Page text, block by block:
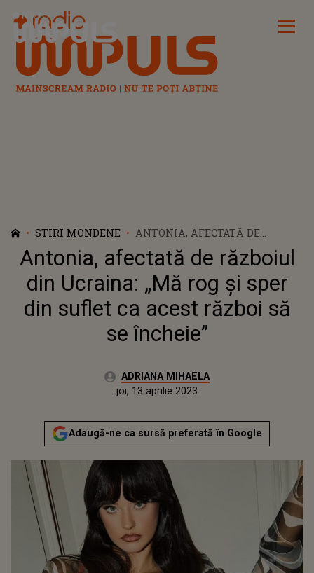
Radio Impuls
STIRI MONDENE
ANTONIA, AFECTATĂ DE
RĂZBOIUL DIN UCRAINA: „MĂ
ROG ȘI SPER DIN SUFLET CA
ACEST RĂZBOI SĂ SE ÎNCHEIE”
Antonia, afectată de războiul
din Ucraina: „Mă rog și sper
din suflet ca acest război să
se încheie”
Autor:ADRIANA MIHAELA
miercuri, 13 aprilie 2022Actualizat:
joi, 13 aprilie 2023
Adaugă-ne ca sursă preferată în Google